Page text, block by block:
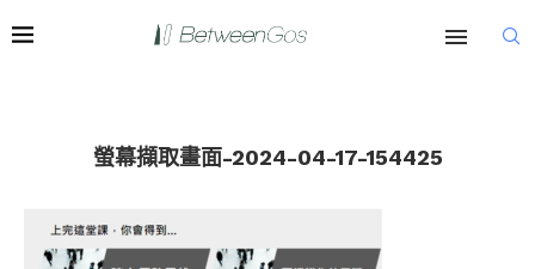
螢幕擷取畫面-2024-04-17-154425